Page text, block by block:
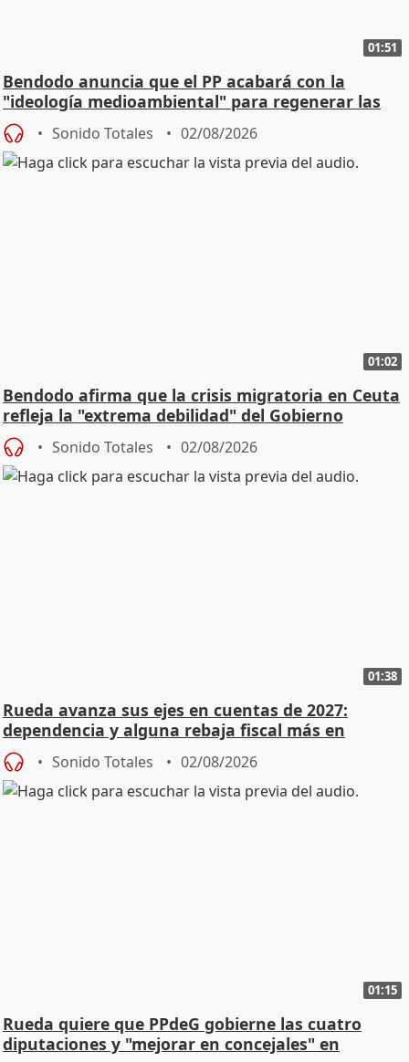
01:51
Bendodo anuncia que el PP acabará con la
"ideología medioambiental" para regenerar las
playas
Sonido Totales 02/08/2026
01:02
Bendodo afirma que la crisis migratoria en Ceuta
refleja la "extrema debilidad" del Gobierno
Sonido Totales 02/08/2026
01:38
Rueda avanza sus ejes en cuentas de 2027:
dependencia y alguna rebaja fiscal más en
vivienda
Sonido Totales 02/08/2026
01:15
Rueda quiere que PPdeG gobierne las cuatro
diputaciones y "mejorar en concejales" en